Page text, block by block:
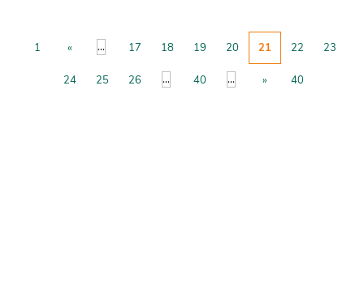
1 « ... 17 18 19 20 21 22 23
24 25 26 ... 40 ... » 40